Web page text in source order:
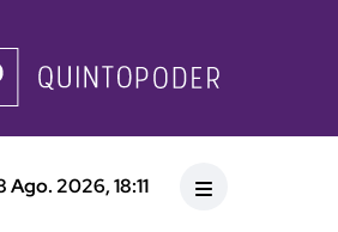
Ago. 2026, 18:11